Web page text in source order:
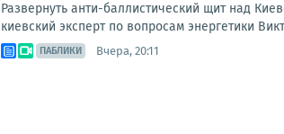
Развернуть анти-баллистический щит над
киевский эксперт по вопросам энергетики
ПАБЛИКИ Вчера, 20:11